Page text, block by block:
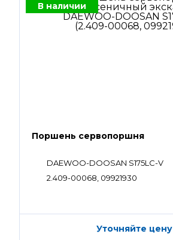
В наличии
Поршень сервопоршня
DAEWOO-DOOSAN S175LC-V
2.409-00068, 09921930
Уточняйте цену